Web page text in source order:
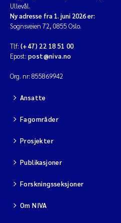
Hydrologi
Innsjøer
Alger
Økosystemtjenester
Synteser
Ullevål.
Ny adresse fra 1. juni 2026 er:
Sognsveien 72, 0855 Oslo.
Tlf: (+47) 22 18 51 00
Epost: post@niva.no
Org. nr: 855869942
Ansatte
Fagområder
Prosjekter
Publikasjoner
Forskningsseksjoner
Om NIVA